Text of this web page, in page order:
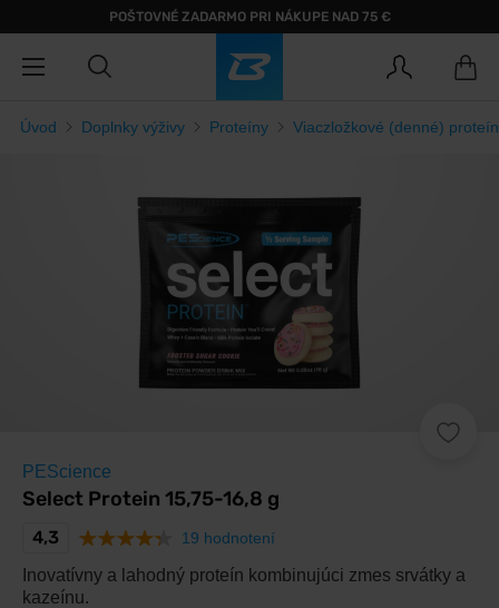
POŠTOVNÉ ZADARMO PRI NÁKUPE NAD 75 €
Úvod Doplnky výživy Proteíny Viaczložkové (denné)
PEScience
Select Protein 15,75-16,8 g
4,3 19 hodnotení
Inovatívny a lahodný proteín kombinujúci zmes srvátky a
kazeínu.